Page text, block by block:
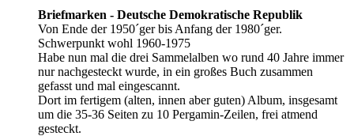
Briefmarken - Deutsche Demokratische Republik
Von Ende der 1950´ger bis Anfang der 1980´ger.
Schwerpunkt wohl 1960-1975
Habe nun mal die drei Sammelalben wo rund 40 Jahre immer
nur nachgesteckt wurde, in ein großes Buch zusammen
gefasst und mal eingescannt.
Dort im fertigem (alten, innen aber guten) Album, insgesamt
um die 35-36 Seiten zu 10 Pergamin-Zeilen, frei atmend
gesteckt.